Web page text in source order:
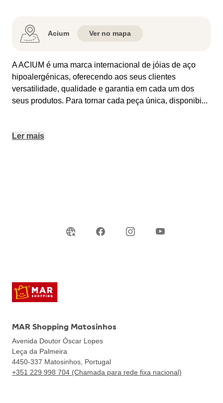
Acium Ver no mapa
A ACIUM é uma marca internacional de jóias de aço
hipoalergénicas, oferecendo aos seus clientes
versatilidade, qualidade e garantia em cada um dos
seus produtos. Para tornar cada peça única, disponibi...
Ler mais
MAR Shopping Matosinhos
Avenida Doutor Óscar Lopes
Leça da Palmeira
4450-337 Matosinhos, Portugal
+351 229 998 704 (Chamada para rede fixa nacional)